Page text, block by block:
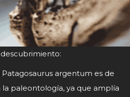
argentum es de
paleontología, ya que amplía